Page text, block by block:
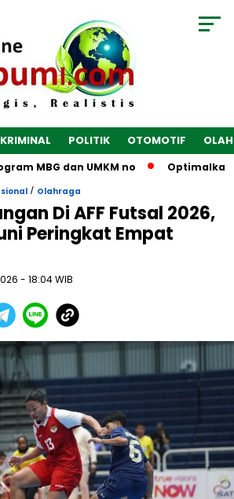
KRIMINAL POLITIK OTOMOTIF
MBG dan UMKM no Optimalkan
/ Olahraga
Di AFF Futsal 2026,
Peringkat Empat
- 18:04 WIB